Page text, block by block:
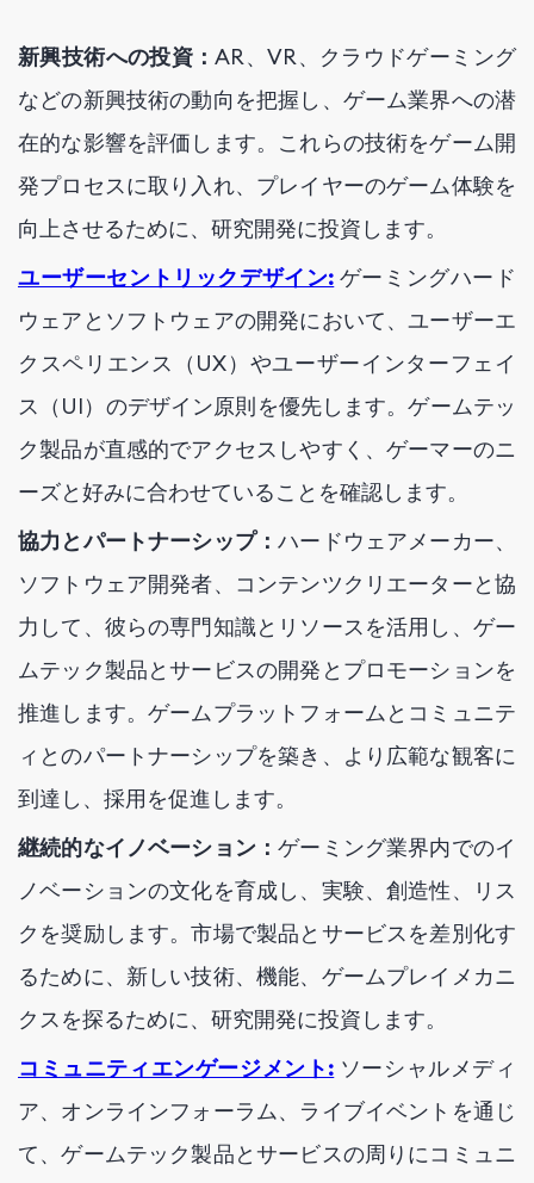
新興技術への投資：AR、VR、クラウドゲーミング
などの新興技術の動向を把握し、ゲーム業界への潜
在的な影響を評価します。これらの技術をゲーム開
発プロセスに取り入れ、プレイヤーのゲーム体験を
向上させるために、研究開発に投資します。
ユーザーセントリックデザイン: ゲーミングハード
ウェアとソフトウェアの開発において、ユーザーエ
クスペリエンス（UX）やユーザーインターフェイ
ス（UI）のデザイン原則を優先します。ゲームテッ
ク製品が直感的でアクセスしやすく、ゲーマーのニ
ーズと好みに合わせていることを確認します。
協力とパートナーシップ：ハードウェアメーカー、
ソフトウェア開発者、コンテンツクリエーターと協
力して、彼らの専門知識とリソースを活用し、ゲー
ムテック製品とサービスの開発とプロモーションを
推進します。ゲームプラットフォームとコミュニテ
ィとのパートナーシップを築き、より広範な観客に
到達し、採用を促進します。
継続的なイノベーション：ゲーミング業界内でのイ
ノベーションの文化を育成し、実験、創造性、リス
クを奨励します。市場で製品とサービスを差別化す
るために、新しい技術、機能、ゲームプレイメカニ
クスを探るために、研究開発に投資します。
コミュニティエンゲージメント: ソーシャルメディ
ア、オンラインフォーラム、ライブイベントを通じ
て、ゲームテック製品とサービスの周りにコミュニ